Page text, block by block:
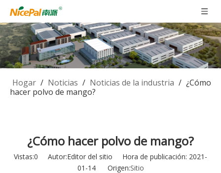
Hogar / Noticias / Noticias de la industria / ¿Cómo
hacer polvo de mango?
¿Cómo hacer polvo de mango?
Vistas:0 Autor:Editor del sitio Hora de publicación: 2021-
01-14 Origen:Sitio